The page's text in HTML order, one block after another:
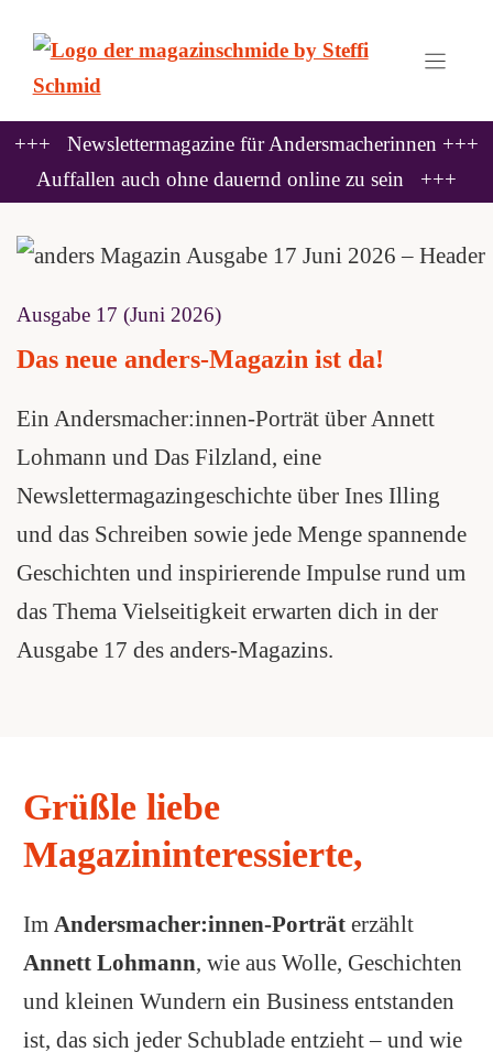
Inhalt
springen
+++ Newslettermagazine für Andersmacherinnen +++
Auffallen auch ohne dauernd online zu sein +++
Ausgabe 17 (Juni 2026)
Das neue anders-Magazin ist da!
Ein Andersmacher:innen-Porträt über Annett
Lohmann und Das Filzland, eine
Newslettermagazingeschichte über Ines Illing
und das Schreiben sowie jede Menge spannende
Geschichten und inspirierende Impulse rund um
das Thema Vielseitigkeit erwarten dich in der
Ausgabe 17 des anders-Magazins.
Grüßle liebe
Magazininteressierte,
Im Andersmacher:innen-Porträterzählt
Annett Lohmann, wie aus Wolle, Geschichten
und kleinen Wundern ein Business entstanden
ist, das sich jeder Schublade entzieht – und wie